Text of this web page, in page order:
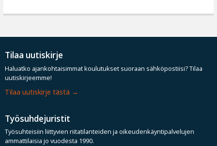
Tilaa uutiskirje
Haluatko ajankohtaisimmat koulutukset suoraan sähköpostiisi? Tilaa
uutiskirjeemme!
Tilaa uutiskirje tästä
Työsuhdejuristit
Työsuhteisiin liittyvien riitatilanteiden ja oikeudenkäyntipalvelujen
ammattilaisia jo vuodesta 1990.